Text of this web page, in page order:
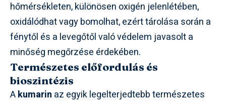
hőmérsékleten, különösen oxigén jelenlétében,
oxidálódhat vagy bomolhat, ezért tárolása során a
fénytől és a levegőtől való védelem javasolt a
minőség megőrzése érdekében.
Természetes előfordulás és
bioszintézis
Akumarin az egyik legelterjedtebb természetes